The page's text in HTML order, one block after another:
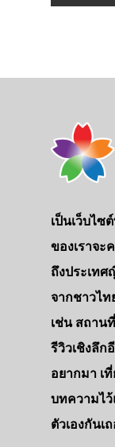
เป็นเว็บไซ
ของเราจะ
ถึงประเท
จากชาวไ
เช่น สถาน
รีวิวเชิงลึก
อยากมา เ
บทความไว้
ตัวเองกันเ